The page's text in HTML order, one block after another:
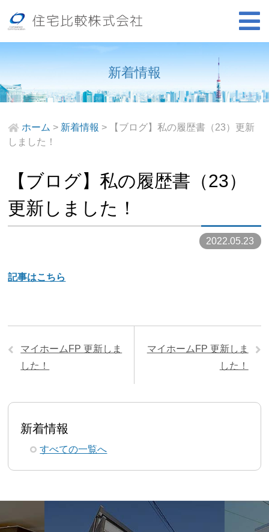
新着情報
ホーム > 新着情報 >
【ブログ】私の履歴書（23）更新
しました！
【ブログ】私の履歴書（23）
更新しました！
2022.05.23
記事はこちら
マイホームFP 更新しま
した！
マイホームFP 更新しま
した！
新着情報
すべての一覧へ